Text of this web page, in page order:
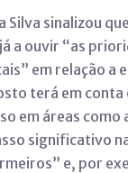
Silva sinalizou
a ouvir “as
em relação a
terá em conta
em áreas como
significativo
e, por